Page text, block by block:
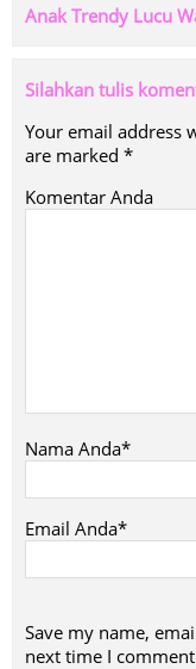
Anak Trendy Lucu
Silahkan tulis
Your email address
are marked *
Komentar Anda
Nama Anda*
Email Anda*
Save my name,
next time I